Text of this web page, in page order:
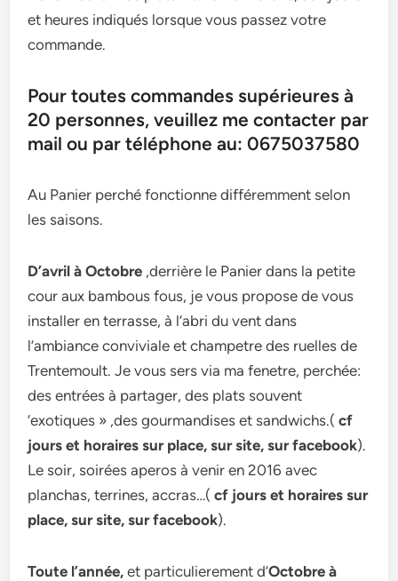
et heures indiqués lorsque vous passez votre
commande.
Pour toutes commandes supérieures à
20 personnes, veuillez me contacter par
mail ou par téléphone au: 0675037580
Au Panier perché fonctionne différemment selon
les saisons.
D’avril à Octobre ,derrière le Panier dans la petite
cour aux bambous fous, je vous propose de vous
installer en terrasse, à l’abri du vent dans
l’ambiance conviviale et champetre des ruelles de
Trentemoult. Je vous sers via ma fenetre, perchée:
des entrées à partager, des plats souvent
‘exotiques » ,des gourmandises et sandwichs.(cf
jours et horaires sur place, sur site, sur facebook).
Le soir, soirées aperos à venir en 2016 avec
planchas, terrines, accras…(cf jours et horaires sur
place, sur site, sur facebook).
Toute l’année, et particulierement d’Octobre à